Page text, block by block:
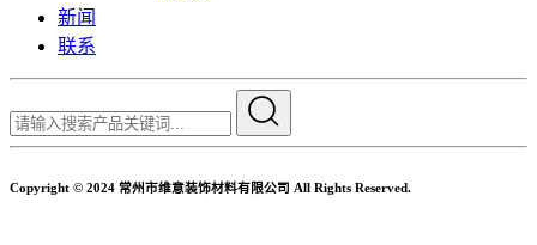
新闻
联系
Copyright © 2024 常州市维意装饰材料有限公司 All Rights Reserved.